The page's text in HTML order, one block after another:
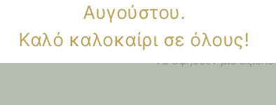
Δεν υπάρχει καμία
Μόνο συνδεδεμένοι
να αφήσουν μία
Αυγούστου.
Καλό καλοκαίρι σε όλους!